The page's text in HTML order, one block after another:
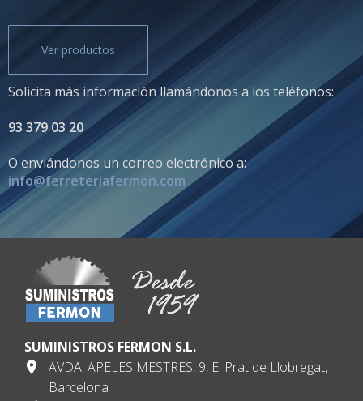
Ver productos
Solicita más información llamándonos a los teléfonos:
93 379 03 20
O enviándonos un correo electrónico a:
info@ferreteriafermon.com
SUMINISTROS FERMON S.L.
AVDA. APELES MESTRES, 9, El Prat de Llobregat,
Barcelona